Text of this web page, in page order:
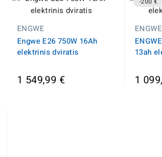
ENGWE
Engwe E26 750W 16Ah
elektrinis dviratis
1 549,99 €
ENGWE
13ah
1